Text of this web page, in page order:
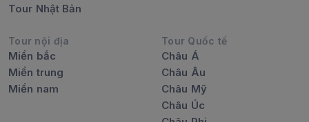
Tour Nhật Bản
Tour nội địa
Miền bắc
Miền trung
Miền nam
Tour Quốc tế
Châu Á
Châu Âu
Châu Mỹ
Châu Úc